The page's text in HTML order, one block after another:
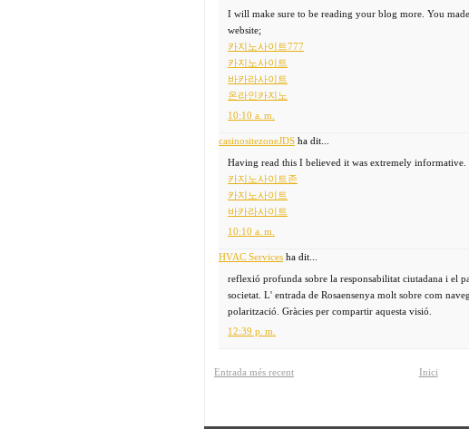
I will make sure to be reading your blog more. You
website;
카지노사이트777
카지노사이트
바카라사이트
온라인카지노
10:10 a. m.
casinositezoneJDS ha dit...
Having read this I believed it was extremely informative.
카지노사이트존
카지노사이트
바카라사이트
10:10 a. m.
HVAC Services ha dit...
reflexió profunda sobre la responsabilitat ciutadana i el
societat. L' entrada de Rosaensenya molt sobre com
polarització. Gràcies per compartir aquesta visió.
12:39 p. m.
Entrada més recent Inici